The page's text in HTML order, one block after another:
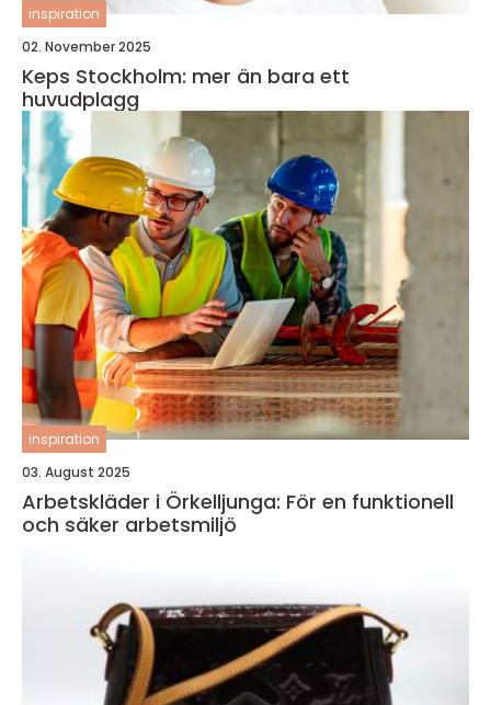
inspiration
02. November 2025
Keps Stockholm: mer än bara ett
huvudplagg
inspiration
03. August 2025
Arbetskläder i Örkelljunga: För en funktionell
och säker arbetsmiljö